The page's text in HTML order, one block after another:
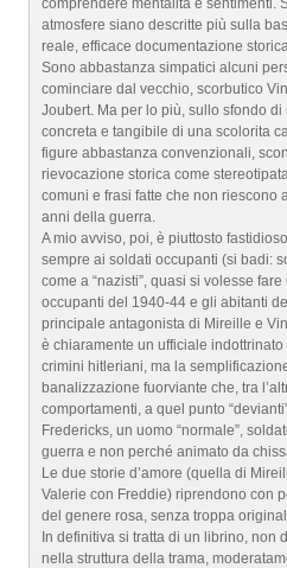
comprendere mentalità e sentimenti.
atmosfere siano descritte più sulla
reale, efficace documentazione
Sono abbastanza simpatici alcuni
cominciare dal vecchio, scorbutico
Joubert. Ma per lo più, sullo sfondo
concreta e tangibile di una scolorita
figure abbastanza convenzionali,
rievocazione storica come
comuni e frasi fatte che non riescono
anni della guerra.
A mio avviso, poi, è piuttosto
sempre ai soldati occupanti (si badi:
come a “nazisti”, quasi si volesse
occupanti del 1940-44 e gli abitanti
principale antagonista di Mireille e
è chiaramente un ufficiale
crimini hitleriani, ma la
banalizzazione fuorviante che, tra
comportamenti, a quel punto
Fredericks, un uomo “normale”,
guerra e non perché animato da
Le due storie d’amore (quella di
Valerie con Freddie) riprendono con
del genere rosa, senza troppa
In definitiva si tratta di un librino, non
nella struttura della trama,